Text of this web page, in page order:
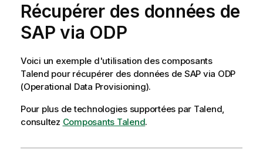
Récupérer des données de
SAP via ODP
Voici un exemple d'utilisation des composants
Talend pour récupérer des données de SAP via ODP
(Operational Data Provisioning).
Pour plus de technologies supportées par Talend,
consultez Composants Talend.